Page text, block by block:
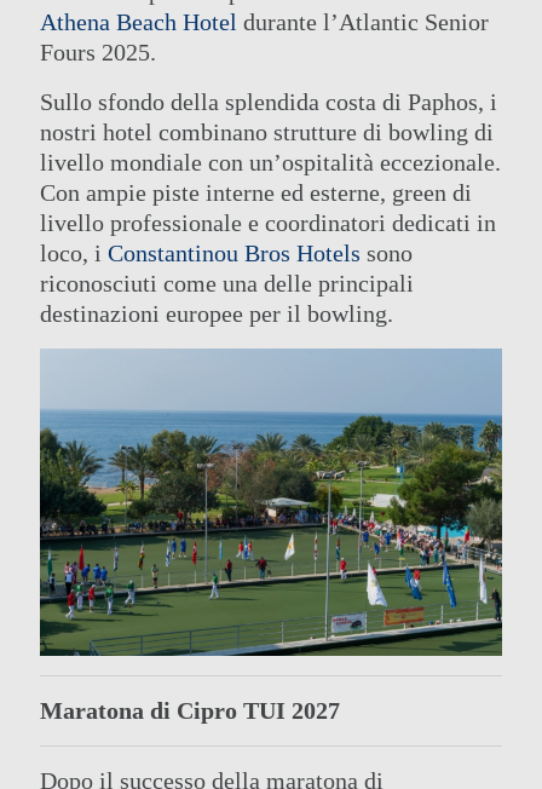
I NOSTRI HOTEL
CLASSE ELITE
EVENTI
Athena Beach Hotel durante l’Atlantic Senior
Fours 2025.
Sullo sfondo della splendida costa di Paphos, i
nostri hotel combinano strutture di bowling di
livello mondiale con un’ospitalità eccezionale.
Con ampie piste interne ed esterne, green di
livello professionale e coordinatori dedicati in
loco, i Constantinou Bros Hotels sono
riconosciuti come una delle principali
destinazioni europee per il bowling.
Maratona di Cipro TUI 2027
Dopo il successo della maratona di